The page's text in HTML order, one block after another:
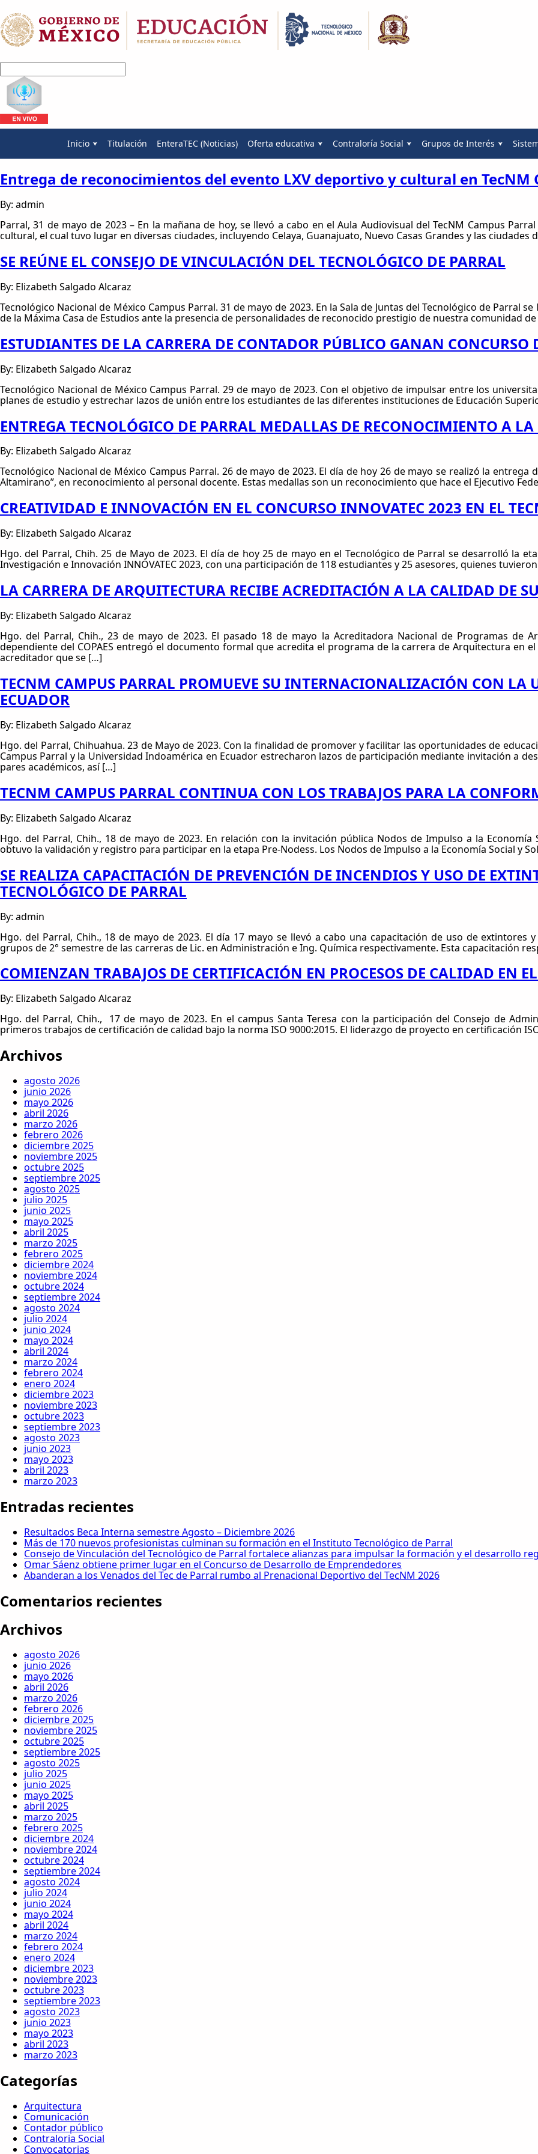
Inicio Titulación EnteraTEC (Noticias) Oferta educativa Contraloría Social Grupos de Interés
Entrega de reconocimientos del evento LXV deportivo y cultural en TecNM
By: admin
Parral, 31 de mayo de 2023 – En la mañana de hoy, se llevó a cabo en el Aula Audiovisual del TecNM Campus
cultural, el cual tuvo lugar en diversas ciudades, incluyendo Celaya, Guanajuato, Nuevo Casas Grandes y las ciudades
SE REÚNE EL CONSEJO DE VINCULACIÓN DEL TECNOLÓGICO DE PARRAL
By: Elizabeth Salgado Alcaraz
Tecnológico Nacional de México Campus Parral. 31 de mayo de 2023. En la Sala de Juntas del Tecnológico de Parral
de la Máxima Casa de Estudios ante la presencia de personalidades de reconocido prestigio de nuestra comunidad
ESTUDIANTES DE LA CARRERA DE CONTADOR PÚBLICO GANAN
By: Elizabeth Salgado Alcaraz
Tecnológico Nacional de México Campus Parral. 29 de mayo de 2023. Con el objetivo de impulsar entre los
planes de estudio y estrechar lazos de unión entre los estudiantes de las diferentes instituciones de Educación
ENTREGA TECNOLÓGICO DE PARRAL MEDALLAS DE RECONOCIMIENTO A
By: Elizabeth Salgado Alcaraz
Tecnológico Nacional de México Campus Parral. 26 de mayo de 2023. El día de hoy 26 de mayo se realizó la entrega
Altamirano”, en reconocimiento al personal docente. Estas medallas son un reconocimiento que hace el Ejecutivo
CREATIVIDAD E INNOVACIÓN EN EL CONCURSO INNOVATEC 2023 EN EL
By: Elizabeth Salgado Alcaraz
Hgo. del Parral, Chih. 25 de Mayo de 2023. El día de hoy 25 de mayo en el Tecnológico de Parral se desarrolló la
Investigación e Innovación INNOVATEC 2023, con una participación de 118 estudiantes y 25 asesores, quienes
LA CARRERA DE ARQUITECTURA RECIBE ACREDITACIÓN A LA CALIDAD DE
By: Elizabeth Salgado Alcaraz
Hgo. del Parral, Chih., 23 de mayo de 2023. El pasado 18 de mayo la Acreditadora Nacional de Programas de
dependiente del COPAES entregó el documento formal que acredita el programa de la carrera de Arquitectura en
acreditador que se […]
TECNM CAMPUS PARRAL PROMUEVE SU INTERNACIONALIZACIÓN CON LA
ECUADOR
By: Elizabeth Salgado Alcaraz
Hgo. del Parral, Chihuahua. 23 de Mayo de 2023. Con la finalidad de promover y facilitar las oportunidades de
Campus Parral y la Universidad Indoamérica en Ecuador estrecharon lazos de participación mediante invitación a
pares académicos, así […]
TECNM CAMPUS PARRAL CONTINUA CON LOS TRABAJOS PARA LA
By: Elizabeth Salgado Alcaraz
Hgo. del Parral, Chih., 18 de mayo de 2023. En relación con la invitación pública Nodos de Impulso a la Economía
obtuvo la validación y registro para participar en la etapa Pre-Nodess. Los Nodos de Impulso a la Economía Social y
SE REALIZA CAPACITACIÓN DE PREVENCIÓN DE INCENDIOS Y USO DE
TECNOLÓGICO DE PARRAL
By: admin
Hgo. del Parral, Chih., 18 de mayo de 2023. El día 17 mayo se llevó a cabo una capacitación de uso de
grupos de 2° semestre de las carreras de Lic. en Administración e Ing. Química respectivamente. Esta capacitación
COMIENZAN TRABAJOS DE CERTIFICACIÓN EN PROCESOS DE CALIDAD EN
By: Elizabeth Salgado Alcaraz
Hgo. del Parral, Chih., 17 de mayo de 2023. En el campus Santa Teresa con la participación del Consejo de
primeros trabajos de certificación de calidad bajo la norma ISO 9000:2015. El liderazgo de proyecto en certificación
Archivos
agosto 2026
junio 2026
mayo 2026
abril 2026
marzo 2026
febrero 2026
diciembre 2025
noviembre 2025
octubre 2025
septiembre 2025
agosto 2025
julio 2025
junio 2025
mayo 2025
abril 2025
marzo 2025
febrero 2025
diciembre 2024
noviembre 2024
octubre 2024
septiembre 2024
agosto 2024
julio 2024
junio 2024
mayo 2024
abril 2024
marzo 2024
febrero 2024
enero 2024
diciembre 2023
noviembre 2023
octubre 2023
septiembre 2023
agosto 2023
junio 2023
mayo 2023
abril 2023
marzo 2023
Entradas recientes
Resultados Beca Interna semestre Agosto – Diciembre 2026
Más de 170 nuevos profesionistas culminan su formación en el Instituto Tecnológico de Parral
Consejo de Vinculación del Tecnológico de Parral fortalece alianzas para impulsar la formación y el desarrollo
Omar Sáenz obtiene primer lugar en el Concurso de Desarrollo de Emprendedores
Abanderan a los Venados del Tec de Parral rumbo al Prenacional Deportivo del TecNM 2026
Comentarios recientes
Archivos
agosto 2026
junio 2026
mayo 2026
abril 2026
marzo 2026
febrero 2026
diciembre 2025
noviembre 2025
octubre 2025
septiembre 2025
agosto 2025
julio 2025
junio 2025
mayo 2025
abril 2025
marzo 2025
febrero 2025
diciembre 2024
noviembre 2024
octubre 2024
septiembre 2024
agosto 2024
julio 2024
junio 2024
mayo 2024
abril 2024
marzo 2024
febrero 2024
enero 2024
diciembre 2023
noviembre 2023
octubre 2023
septiembre 2023
agosto 2023
junio 2023
mayo 2023
abril 2023
marzo 2023
Categorías
Arquitectura
Comunicación
Contador público
Contraloria Social
Convocatorias